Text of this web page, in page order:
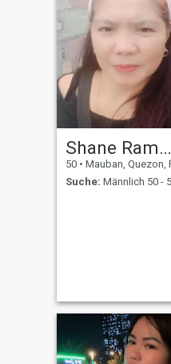
der Frau zu ihrem
die "Loyalität" des
zu seiner Frau.
Shane Ramos
50 • Mauban, Quezon,
Suche: Männlich 50 -